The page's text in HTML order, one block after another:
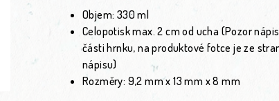
Objem: 330 ml
Celopotisk max. 2 cm od ucha (Pozor
části hrnku, na produktové fotce je ze
nápisu)
Rozměry: 9,2 mm x 13 mm x 8 mm